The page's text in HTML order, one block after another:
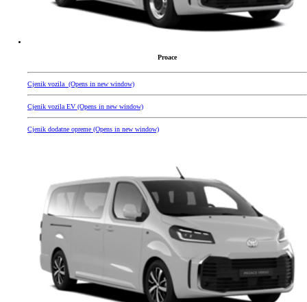
Proace
Cjenik vozila (Opens in new window)
Cjenik vozila EV (Opens in new window)
Cjenik dodatne opreme (Opens in new window)